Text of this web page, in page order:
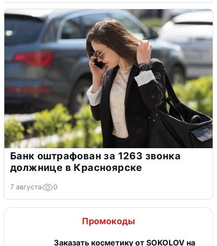
Банк оштрафован за 1263 звонка
должнице в Красноярске
7 августа 0
Промокоды
Заказать косметику от SOKOLOV на